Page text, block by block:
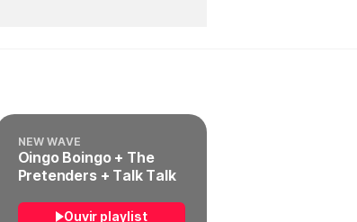
NEW WAVE
Oingo Boingo + The
Pretenders + Talk Talk
Ouvir playlist